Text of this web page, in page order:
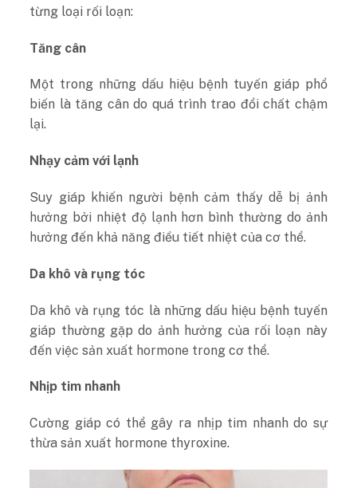
từng loại rối loạn:
Tăng cân
Một trong những dấu hiệu bệnh tuyến giáp phổ
biến là tăng cân do quá trình trao đổi chất chậm
lại.
Nhạy cảm với lạnh
Suy giáp khiến người bệnh cảm thấy dễ bị ảnh
hưởng bởi nhiệt độ lạnh hơn bình thường do ảnh
hưởng đến khả năng điều tiết nhiệt của cơ thể.
Da khô và rụng tóc
Da khô và rụng tóc là những dấu hiệu bệnh tuyến
giáp thường gặp do ảnh hưởng của rối loạn này
đến việc sản xuất hormone trong cơ thể.
Nhịp tim nhanh
Cường giáp có thể gây ra nhịp tim nhanh do sự
thừa sản xuất hormone thyroxine.